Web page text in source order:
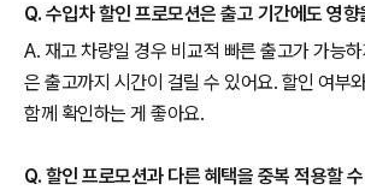
Q. 수입차 할인 프로모션은 출고 기간에도 영
A. 재고 차량일 경우 비교적 빠른 출고가 가능
은 출고까지 시간이 걸릴 수 있어요. 할인 여부
함께 확인하는 게 좋아요.
Q. 할인 프로모션과 다른 혜택을 중복 적용할